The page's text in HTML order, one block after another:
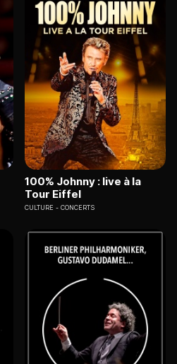
100% Johnny : live à la
Tour Eiffel
CULTURE CONCERTS